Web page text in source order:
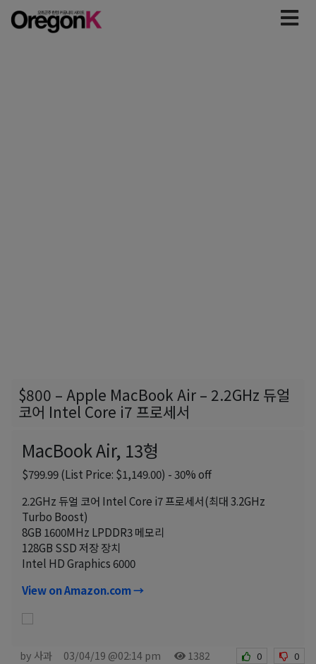
$800 – Apple MacBook Air – 2.2GHz 듀얼
코어 Intel Core i7 프로세서
MacBook Air, 13형
$799.99 (List Price: $1,149.00) - 30% off
2.2GHz 듀얼 코어 Intel Core i7 프로세서(최대 3.2GHz
Turbo Boost)
8GB 1600MHz LPDDR3 메모리
128GB SSD 저장 장치
Intel HD Graphics 6000
View on Amazon.com →
by 사과 03/04/19 @02:14 pm 1382 0 0